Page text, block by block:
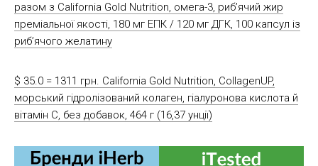
разом з California Gold Nutrition, омега-3, риб’ячий жир
преміальної якості, 180 мг ЕПК / 120 мг ДГК, 100 капсул із
риб’ячого желатину
$ 35.0 = 1311 грн. California Gold Nutrition, CollagenUP,
морський гідролізований колаген, гіалуронова кислота й
вітамін С, без добавок, 464 г (16,37 унції)